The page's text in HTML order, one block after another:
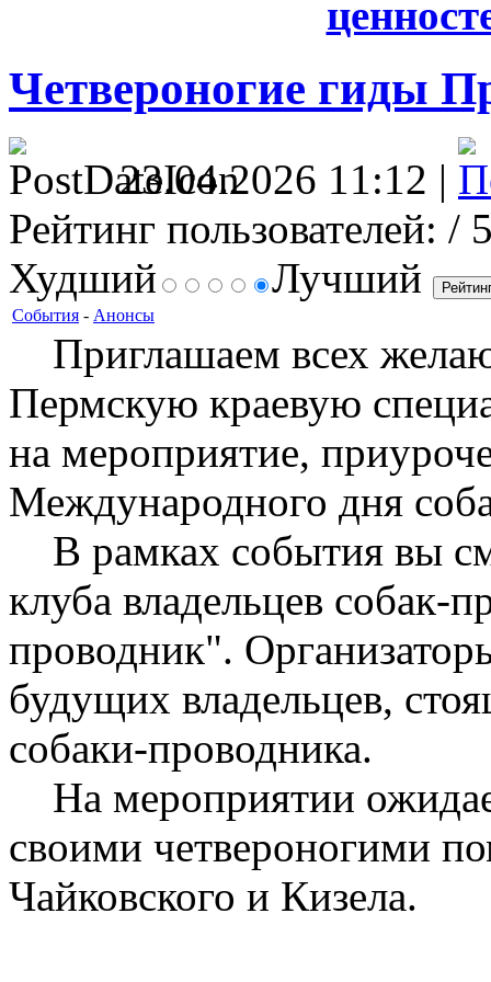
Четвероногие гиды
23.04.2026 11:12 |
Рейтинг пользователей: /
Худший
Лучший
События - Анонсы
Приглашаем всех
Пермскую краевую
на мероприятие,
Международного дня
В рамках события вы
клуба владельцев собак-
проводник".
будущих владельцев,
собаки-проводника.
На мероприятии
своими четвероногими
Чайковского и Кизела.